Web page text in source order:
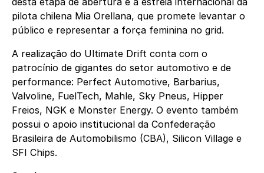
pilota chilena Mia Orellana, que promete levantar o
público e representar a força feminina no grid.
A realização do Ultimate Drift conta com o
patrocínio de gigantes do setor automotivo e de
performance: Perfect Automotive, Barbarius,
Valvoline, FuelTech, Mahle, Sky Pneus, Hipper
Freios, NGK e Monster Energy. O evento também
possui o apoio institucional da Confederação
Brasileira de Automobilismo (CBA), Silicon Village e
SFI Chips.